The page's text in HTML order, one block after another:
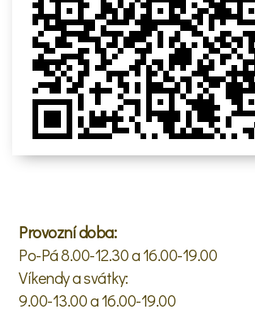
Provozní doba:
Po-Pá 8.00-12.30 a 16.00-19.00
Víkendy a svátky:
9.00-13.00 a 16.00-19.00